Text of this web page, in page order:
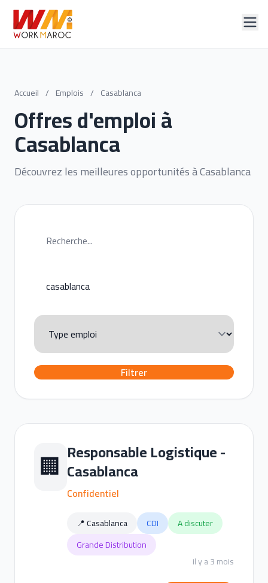
Accueil / Emplois / Casablanca
Offres d'emploi à
Casablanca
Découvrez les meilleures opportunités à Casablanca
Filtrer
🏢 Responsable Logistique -
Casablanca
Confidentiel
📍 Casablanca CDI
A discuter
Grande Distribution
il y a 3 mois